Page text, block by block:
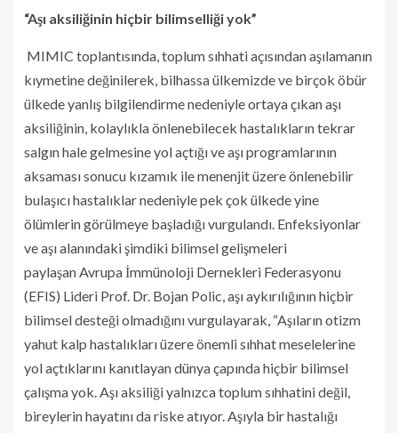
“Aşı aksiliğinin hiçbir bilimselliği yok”
MIMIC toplantısında, toplum sıhhati açısından aşılamanın
kıymetine değinilerek, bilhassa ülkemizde ve birçok öbür
ülkede yanlış bilgilendirme nedeniyle ortaya çıkan aşı
aksiliğinin, kolaylıkla önlenebilecek hastalıkların tekrar
salgın hale gelmesine yol açtığı ve aşı programlarının
aksaması sonucu kızamık ile menenjit üzere önlenebilir
bulaşıcı hastalıklar nedeniyle pek çok ülkede yine
ölümlerin görülmeye başladığı vurgulandı. Enfeksiyonlar
ve aşı alanındaki şimdiki bilimsel gelişmeleri
paylaşan Avrupa İmmünoloji Dernekleri Federasyonu
(EFIS) Lideri Prof. Dr. Bojan Polic, aşı aykırılığının hiçbir
bilimsel desteği olmadığını vurgulayarak, “Aşıların otizm
yahut kalp hastalıkları üzere önemli sıhhat meselelerine
yol açtıklarını kanıtlayan dünya çapında hiçbir bilimsel
çalışma yok. Aşı aksiliği yalnızca toplum sıhhatini değil,
bireylerin hayatını da riske atıyor. Aşıyla bir hastalığı